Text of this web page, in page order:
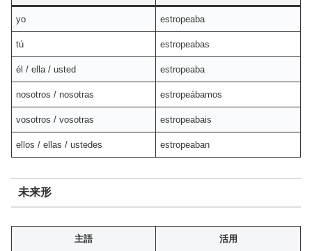
yo estropeaba
tú estropeabas
él / ella / usted estropeaba
nosotros / nosotras estropeábamos
vosotros / vosotras estropeabais
ellos / ellas / ustedes estropeaban
未来形
主語 活用